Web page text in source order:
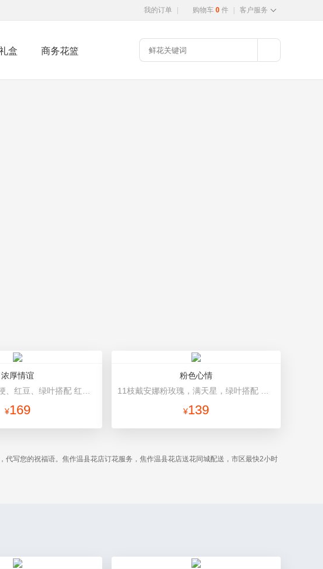
我的订单 购物车 0 件 客户服务
盒 商务花篮
浓厚情谊
¥169
粉色心情
¥139
写您的祝福语。焦作温县花店订花服务，焦作温县花店送花同城配送，市区最快2小时